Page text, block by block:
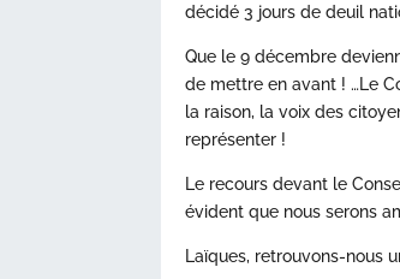
décidé 3 jours de deuil
Que le 9 décembre
de mettre en avant ! …Le
la raison, la voix des
représenter !
Le recours devant le
évident que nous serons
Laïques, retrouvons-nous